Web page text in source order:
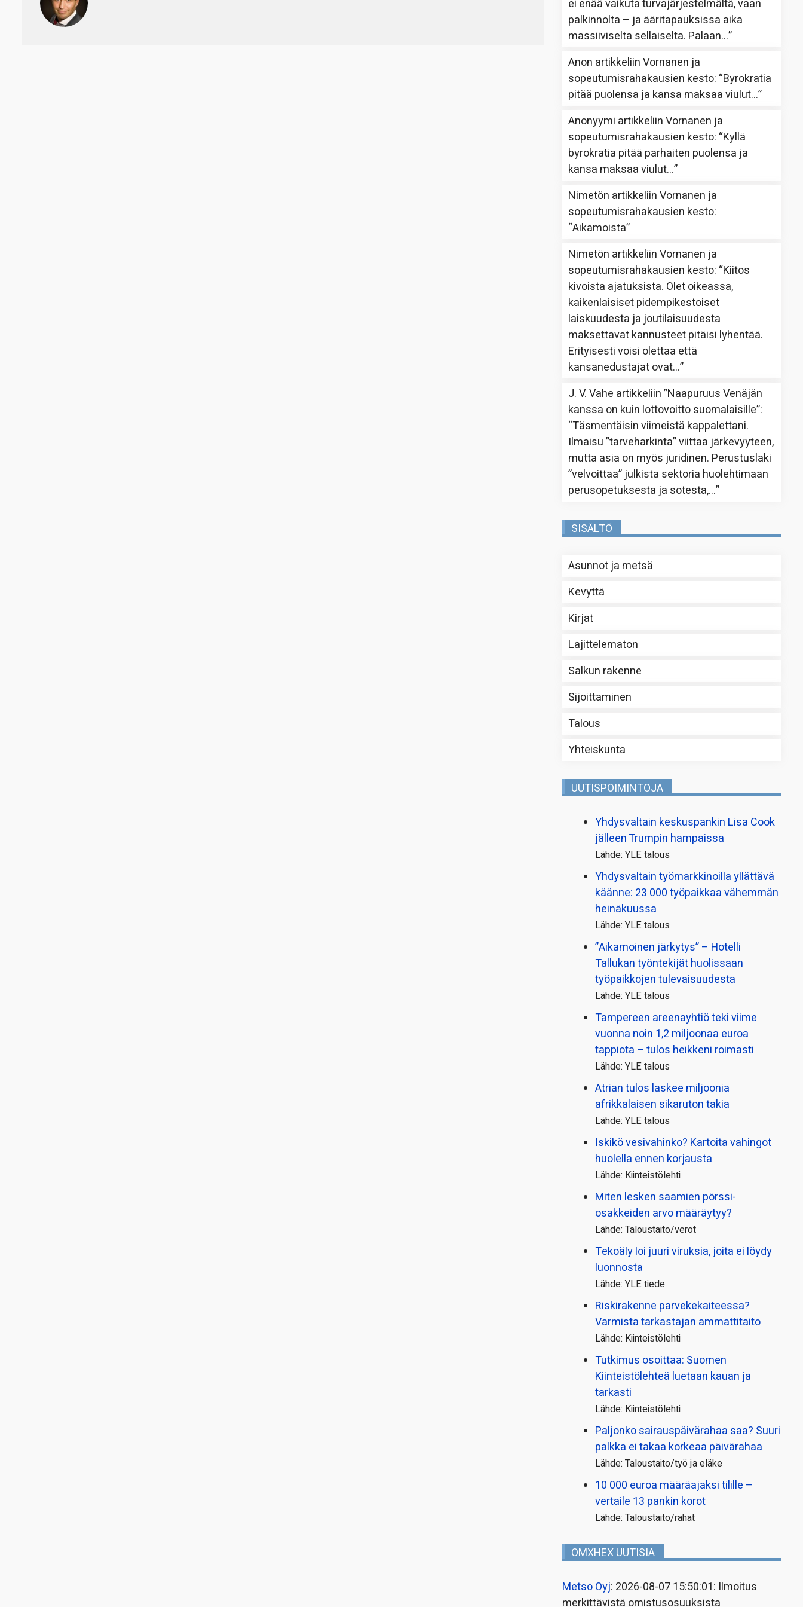
ei enää vaikuta turvajärjestelmältä, vaan
palkinnolta – ja ääritapauksissa aika
massiiviselta sellaiselta. Palaan…”
Anon artikkeliinVornanen ja
sopeutumisrahakausien kesto: “Byrokratia
pitää puolensa ja kansa maksaa viulut…”
Anonyymi artikkeliinVornanen ja
sopeutumisrahakausien kesto: “Kyllä
byrokratia pitää parhaiten puolensa ja
kansa maksaa viulut…”
Nimetön artikkeliinVornanen ja
sopeutumisrahakausien kesto:
“Aikamoista”
Nimetön artikkeliinVornanen ja
sopeutumisrahakausien kesto: “Kiitos
kivoista ajatuksista. Olet oikeassa,
kaikenlaisiset pidempikestoiset
laiskuudesta ja joutilaisuudesta
maksettavat kannusteet pitäisi lyhentää.
Erityisesti voisi olettaa että
kansanedustajat ovat…”
J. V. Vahe artikkeliin”Naapuruus Venäjän
kanssa on kuin lottovoitto suomalaisille”:
“Täsmentäisin viimeistä kappalettani.
Ilmaisu ”tarveharkinta” viittaa järkevyyteen,
mutta asia on myös juridinen. Perustuslaki
”velvoittaa” julkista sektoria huolehtimaan
perusopetuksesta ja sotesta,…”
SISÄLTÖ
Asunnot ja metsä
Kevyttä
Kirjat
Lajittelematon
Salkun rakenne
Sijoittaminen
Talous
Yhteiskunta
UUTISPOIMINTOJA
Yhdysvaltain keskuspankin Lisa Cook
jälleen Trumpin hampaissa
Lähde: YLE talous
Yhdysvaltain työmarkkinoilla yllättävä
käänne: 23 000 työpaikkaa vähemmän
heinäkuussa
Lähde: YLE talous
”Aikamoinen järkytys” – Hotelli
Tallukan työntekijät huolissaan
työpaikkojen tulevaisuudesta
Lähde: YLE talous
Tampereen areenayhtiö teki viime
vuonna noin 1,2 miljoonaa euroa
tappiota – tulos heikkeni roimasti
Lähde: YLE talous
Atrian tulos laskee miljoonia
afrikkalaisen sikaruton takia
Lähde: YLE talous
Iskikö vesivahinko? Kartoita vahingot
huolella ennen korjausta
Lähde: Kiinteistölehti
Miten lesken saamien pörssi­
osakkeiden arvo määräytyy?
Lähde: Taloustaito/verot
Tekoäly loi juuri viruksia, joita ei löydy
luonnosta
Lähde: YLE tiede
Riskirakenne parvekekaiteessa?
Varmista tarkastajan ammattitaito
Lähde: Kiinteistölehti
Tutkimus osoittaa: Suomen
Kiinteistölehteä luetaan kauan ja
tarkasti
Lähde: Kiinteistölehti
Paljonko sairauspäivä­rahaa saa? Suuri
palkka ei takaa korkeaa päivärahaa
Lähde: Taloustaito/työ ja eläke
10 000 euroa määräajaksi tilille –
vertaile 13 pankin korot
Lähde: Taloustaito/rahat
OMXHEX UUTISIA
Metso Oyj: 2026-08-07 15:50:01: Ilmoitus
merkittävistä omistusosuuksista